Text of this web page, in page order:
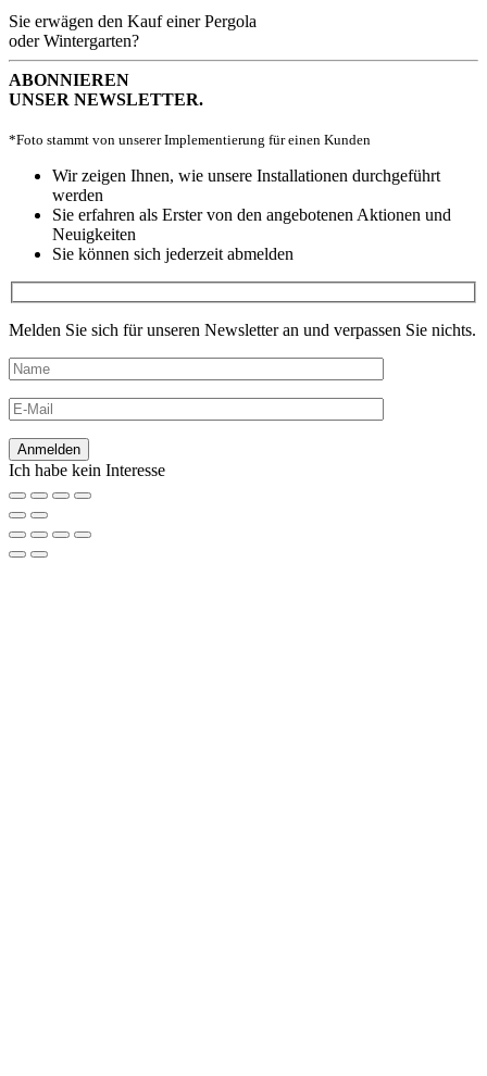
Sie erwägen den Kauf einer Pergola
oder Wintergarten?
ABONNIEREN
UNSER NEWSLETTER.
*Foto stammt von unserer Implementierung für einen Kunden
Wir zeigen Ihnen, wie unsere Installationen durchgeführt
werden
Sie erfahren als Erster von den angebotenen Aktionen und
Neuigkeiten
Sie können sich jederzeit abmelden
Melden Sie sich für unseren Newsletter an und verpassen Sie nichts.
Ich habe kein Interesse